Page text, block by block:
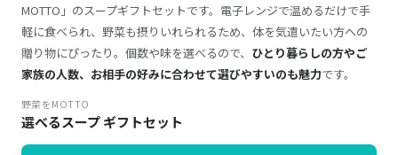
MOTTO」のスープギフトセットです。電子レンジで温めるだけで手
軽に食べられ、野菜も摂りいれられるため、体を気遣いたい方への
贈り物にぴったり。個数や味を選べるので、 ひとり暮らしの方やご
家族の人数、お相手の好みに合わせて選びやすいのも魅力です。
野菜をMOTTO
選べるスープ ギフトセット